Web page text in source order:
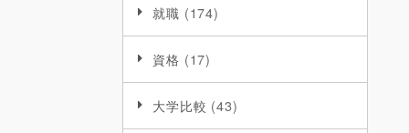
就職 (174)
資格 (17)
大学比較 (43)